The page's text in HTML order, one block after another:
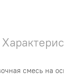
смесь на